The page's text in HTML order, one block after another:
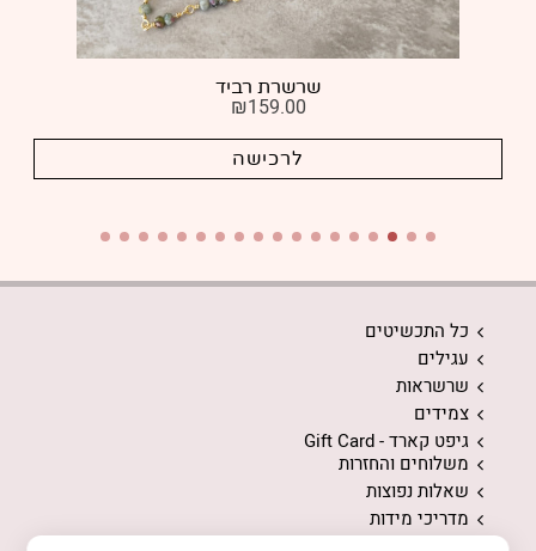
שרשרת רביד
₪159.00
לרכישה
כל התכשיטים
עגילים
שרשראות
צמידים
גיפט קארד - Gift Card
משלוחים והחזרות
שאלות נפוצות
מדריכי מידות